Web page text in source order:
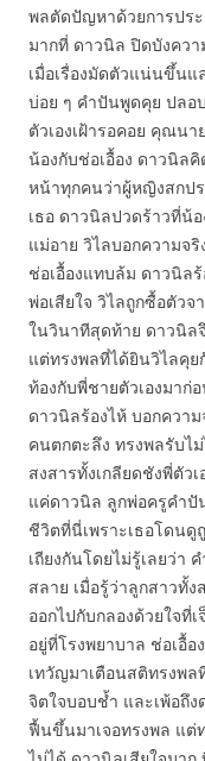
พลตัดปัญหาด้วยการประ
มากที่ ดาวนิล ปิดบังควา
เมื่อเรื่องมัดตัวแน่นขึ้น
บ่อย ๆ คำปันพูดคุย ปลอ
ตัวเองเฝ้ารอคอย คุณน
น้องกับช่อเอื้อง ดาวนิล
หน้าทุกคนว่าผู้หญิงสกป
เธอ ดาวนิลปวดร้าวที่น้
แม่อาย วิไลบอกความจ
ช่อเอื้องแทบล้ม ดาวนิล
พ่อเสียใจ วิไลถูกซื้อตัว
ในวินาทีสุดท้าย ดาวนิล
แต่ทรงพลที่ได้ยินวิไลคุย
ท้องกับพี่ชายตัวเองมาก่
ดาวนิลร้องไห้ บอกควา
คนตกตะลึง ทรงพลรับไ
สงสารทั้งเกลียดชังพี่ตัว
แค่ดาวนิล ลูกพ่อครูคำ
ชีวิตที่นี่เพราะเธอโดน
เถียงกันโดยไม่รู้เลยว่า
สลาย เมื่อรู้ว่าลูกสาวทั้
ออกไปกับกลองด้วยใจที่
อยู่ที่โรงพยาบาล ช่อเอื้
เทวัญมาเตือนสติทรงพ
จิตใจบอบช้ำ และเพ้อถึ
ฟื้นขึ้นมาเจอทรงพล แต่